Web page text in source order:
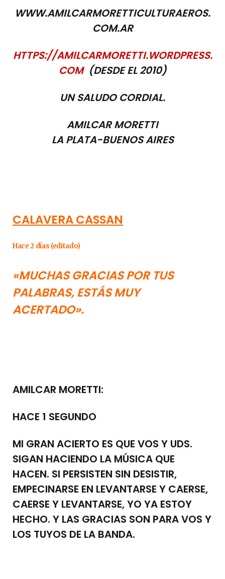
WWW.AMILCARMORETTICULTURAEROS.
COM.AR
HTTPS://AMILCARMORETTI.WORDPRESS.
COM(DESDE EL 2010)
UN SALUDO CORDIAL.
AMILCAR MORETTI
LA PLATA-BUENOS AIRES
CALAVERA CASSAN
Hace 2 días (editado)
«MUCHAS GRACIAS POR TUS
PALABRAS, ESTÁS MUY
ACERTADO».
AMILCAR MORETTI:
HACE 1 SEGUNDO
MI GRAN ACIERTO ES QUE VOS Y UDS.
SIGAN HACIENDO LA MÚSICA QUE
HACEN. SI PERSISTEN SIN DESISTIR,
EMPECINARSE EN LEVANTARSE Y CAERSE,
CAERSE Y LEVANTARSE, YO YA ESTOY
HECHO. Y LAS GRACIAS SON PARA VOS Y
LOS TUYOS DE LA BANDA.